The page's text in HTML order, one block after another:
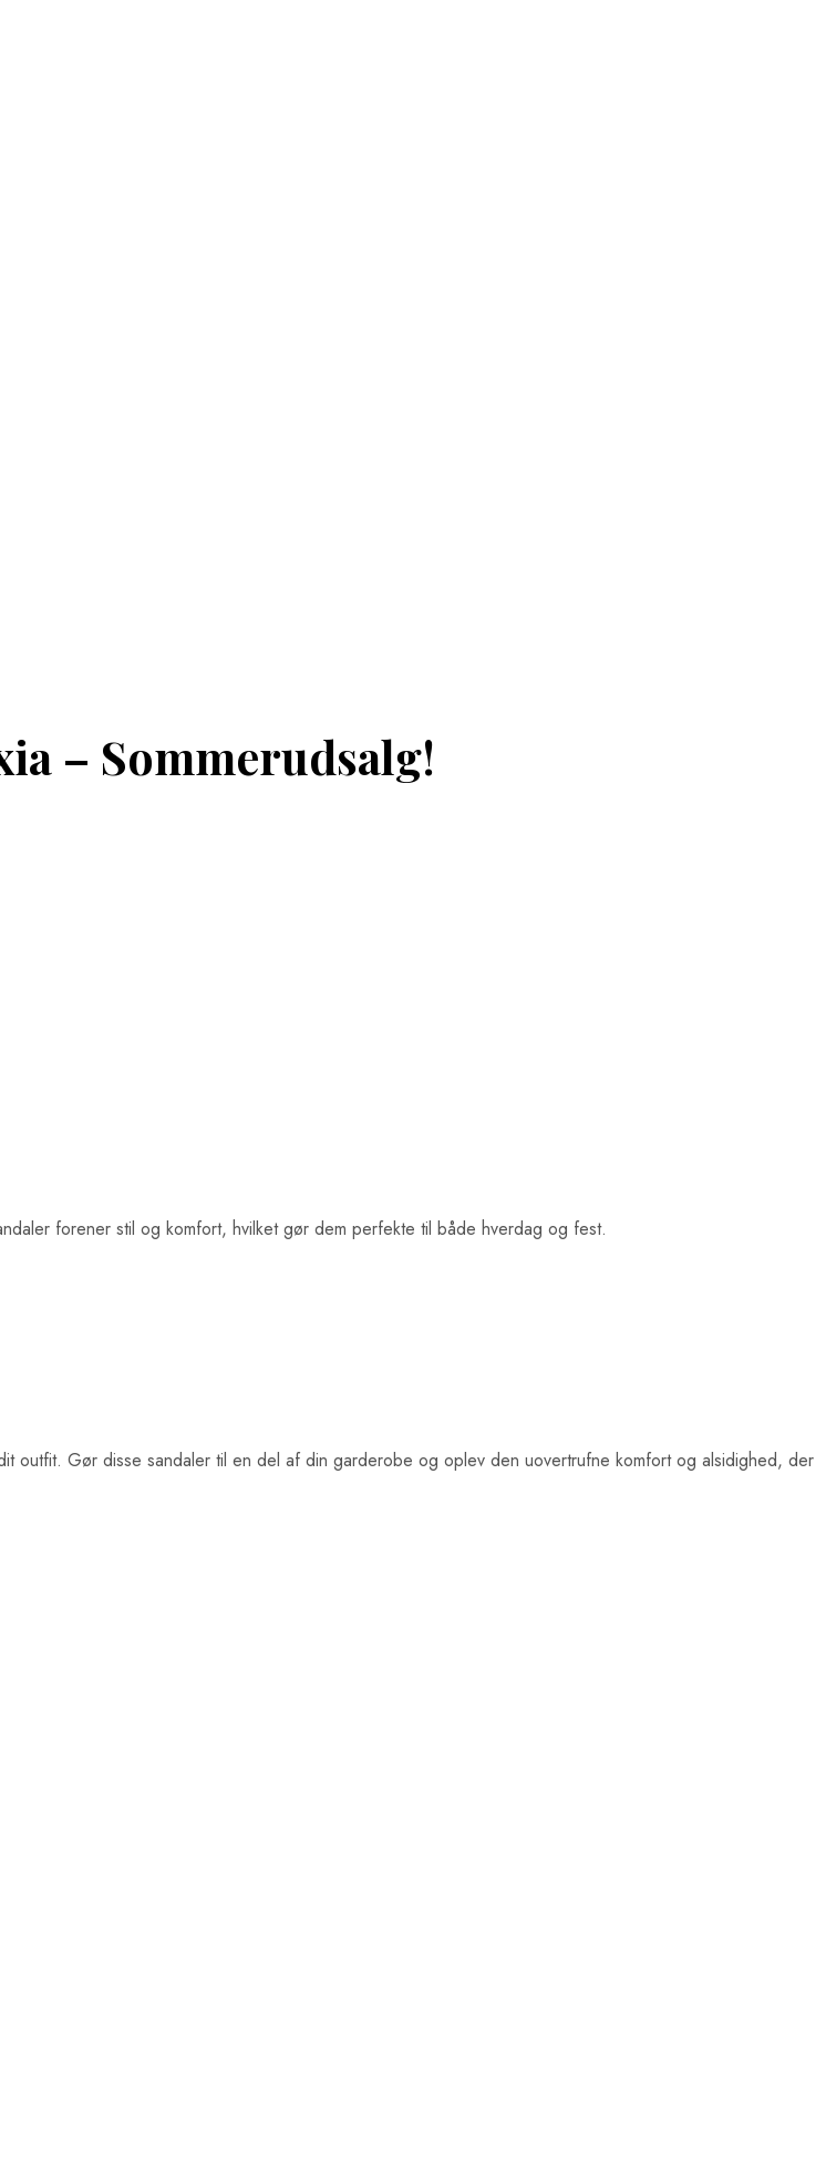
– Sommerudsalg!
forener stil og komfort, hvilket gør dem perfekte til både hverdag og fest.
outfit. Gør disse sandaler til en del af din garderobe og oplev den uovertrufne komfort og alsidighed, der